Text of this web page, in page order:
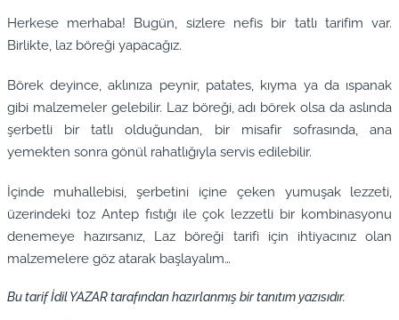
Herkese merhaba! Bugün, sizlere nefis bir tatlı tarifim var.
Birlikte, laz böreği yapacağız.
Börek deyince, aklınıza peynir, patates, kıyma ya da ıspanak
gibi malzemeler gelebilir. Laz böreği, adı börek olsa da aslında
şerbetli bir tatlı olduğundan, bir misafir sofrasında, ana
yemekten sonra gönül rahatlığıyla servis edilebilir.
İçinde muhallebisi, şerbetini içine çeken yumuşak lezzeti,
üzerindeki toz Antep fıstığı ile çok lezzetli bir kombinasyonu
denemeye hazırsanız, Laz böreği tarifi için ihtiyacınız olan
malzemelere göz atarak başlayalım…
Bu tarif İdil YAZAR tarafından hazırlanmış bir tanıtım yazısıdır.